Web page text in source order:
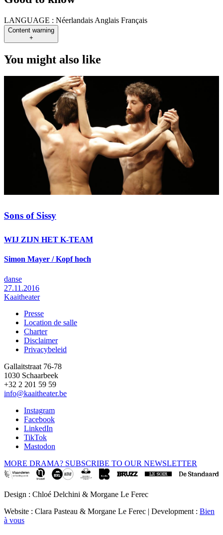
LANGUAGE : Néerlandais Anglais Français
Content warning
+
You might also like
Sons of Sissy
WIJ ZIJN HET K-TEAM
Simon Mayer / Kopf hoch
danse
27.11.2016
Kaaitheater
Footer
Presse
Location de salle
Charter
Disclaimer
Privacybeleid
Gallaitstraat 76-78
1030 Schaarbeek
+32 2 201 59 59
info@kaaitheater.be
Instagram
Facebook
LinkedIn
TikTok
Mastodon
MORE DRAMA? SUBSCRIBE TO OUR NEWSLETTER
Design : Chloé Delchini & Morgane Le Ferec
Website : Clara Pasteau & Morgane Le Ferec | Development : Bien
à vous